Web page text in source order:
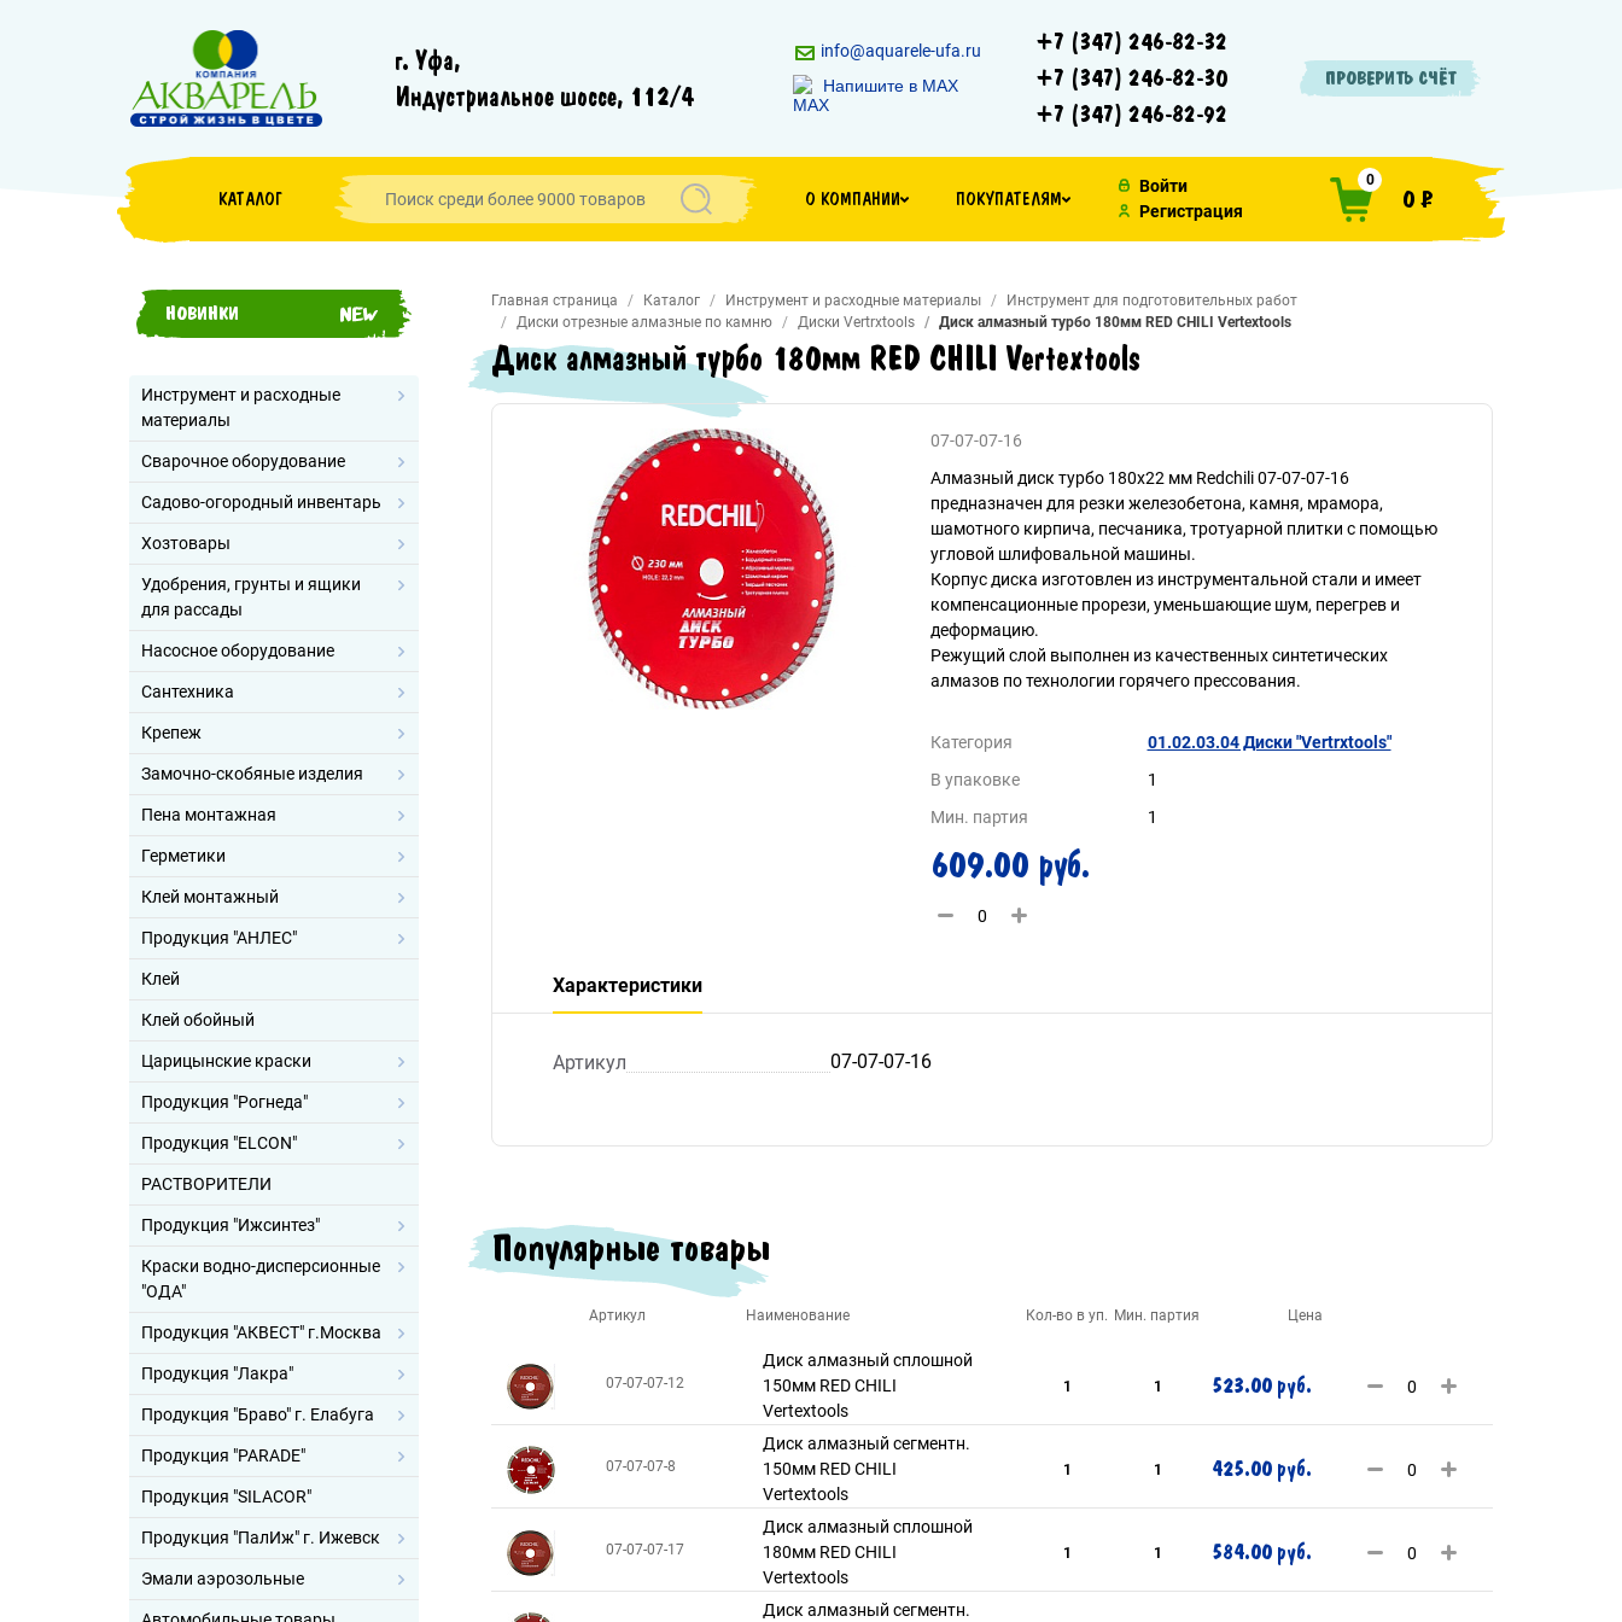
г. Уфа,
Индустриальное шоссе, 112/4
info@aquarele-ufa.ru
Напишите в MAX
+7 (347) 246-82-32
+7 (347) 246-82-30
+7 (347) 246-82-92
ПРОВЕРИТЬ СЧЁТ
КАТАЛОГ О КОМПАНИИ ПОКУПАТЕЛЯМ
Войти
Регистрация
0
0 ₽
НОВИНКИ
Инструмент и расходные
материалы
Сварочное оборудование
Садово-огородный инвентарь
Хозтовары
Удобрения, грунты и ящики
для рассады
Насосное оборудование
Сантехника
Крепеж
Замочно-скобяные изделия
Пена монтажная
Герметики
Клей монтажный
Продукция "АНЛЕС"
Клей
Клей обойный
Царицынские краски
Продукция "Рогнеда"
Продукция "ELCON"
РАСТВОРИТЕЛИ
Продукция "Ижсинтез"
Краски водно-дисперсионные
"ОДА"
Продукция "АКВЕСТ" г.Москва
Продукция "Лакра"
Продукция "Браво" г. Елабуга
Продукция "PARADE"
Продукция "SILACOR"
Продукция "ПалИж" г. Ижевск
Эмали аэрозольные
Главная страница Каталог Инструмент и расходные материалы
Инструмент для подготовительных работ
Диски отрезные алмазные по камню
Диски Vertrxtools Диск алмазный турбо 180мм RED CHILI Vertextools
Диск алмазный турбо 180мм RED CHILI Vertextools
07-07-07-16
Алмазный диск турбо 180х22 мм Redchili 07-07-07-16
предназначен для резки железобетона, камня, мрамора,
шамотного кирпича, песчаника, тротуарной плитки с помощью
угловой шлифовальной машины.
Корпус диска изготовлен из инструментальной стали и имеет
компенсационные прорези, уменьшающие шум, перегрев и
деформацию.
Режущий слой выполнен из качественных синтетических
алмазов по технологии горячего прессования.
Категория
01.02.03.04 Диски "Vertrxtools"
В упаковке
1
Мин. партия
1
609.00 руб.
Характеристики
Артикул 07-07-07-16
Популярные товары
Артикул Наименование Кол-во в уп. Мин. партия Цена
07-07-07-12
Диск алмазный сплошной
150мм RED CHILI
Vertextools
1 1 523.00 руб.
07-07-07-8
Диск алмазный сегментн.
150мм RED CHILI
Vertextools
1 1 425.00 руб.
07-07-07-17
Диск алмазный сплошной
180мм RED CHILI
Vertextools
1 1 584.00 руб.
Диск алмазный сегментн.